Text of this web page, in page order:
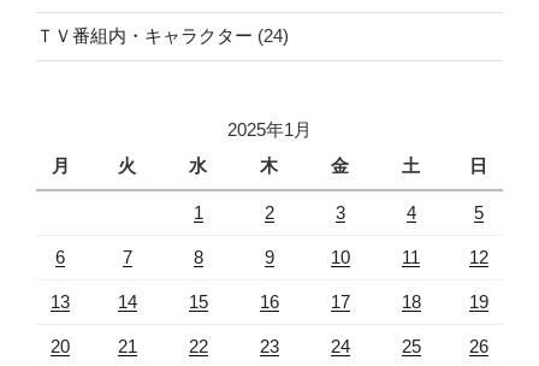
ＴＶ番組内・キャラクター (24)
2025年1月
月
火 水 木 金 土 日
1 2 3 4 5
6 7 8 9 10 11 12
13 14 15 16 17 18 19
20 21 22 23 24 25 26